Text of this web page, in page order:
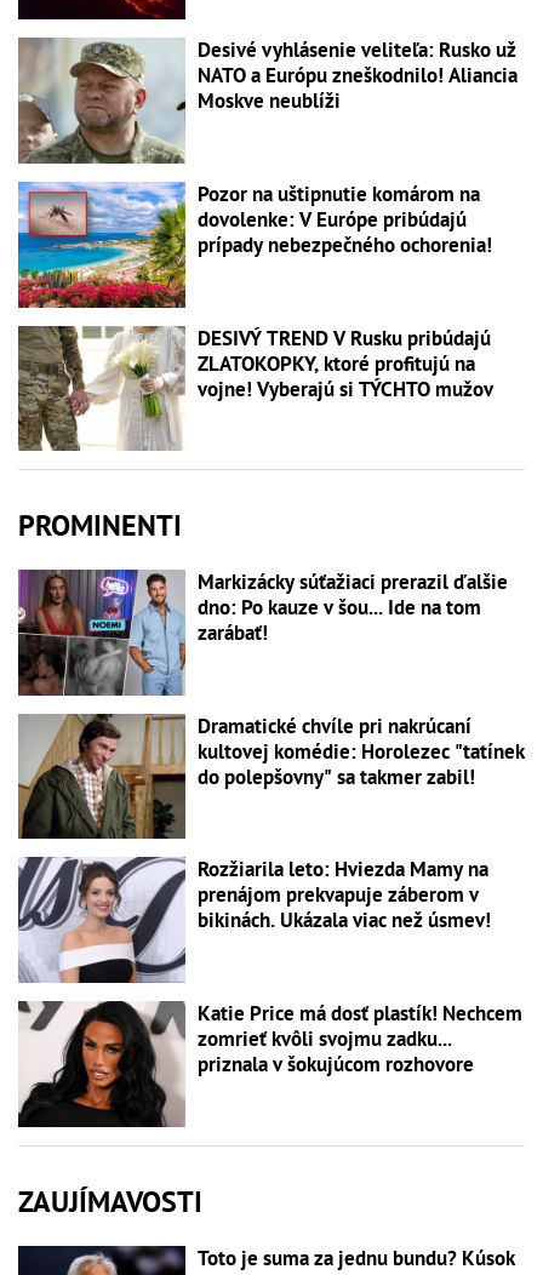
Desivé vyhlásenie veliteľa: Rusko už
NATO a Európu zneškodnilo! Aliancia
Moskve neublíži
Pozor na uštipnutie komárom na
dovolenke: V Európe pribúdajú
prípady nebezpečného ochorenia!
DESIVÝ TREND V Rusku pribúdajú
ZLATOKOPKY, ktoré profitujú na
vojne! Vyberajú si TÝCHTO mužov
PROMINENTI
Markizácky súťažiaci prerazil ďalšie
dno: Po kauze v šou... Ide na tom
zarábať!
Dramatické chvíle pri nakrúcaní
kultovej komédie: Horolezec "tatínek
do polepšovny" sa takmer zabil!
Rozžiarila leto: Hviezda Mamy na
prenájom prekvapuje záberom v
bikinách. Ukázala viac než úsmev!
Katie Price má dosť plastík! Nechcem
zomrieť kvôli svojmu zadku...
priznala v šokujúcom rozhovore
ZAUJÍMAVOSTI
Toto je suma za jednu bundu? Kúsok